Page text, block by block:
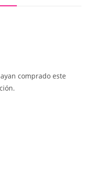
comprado este